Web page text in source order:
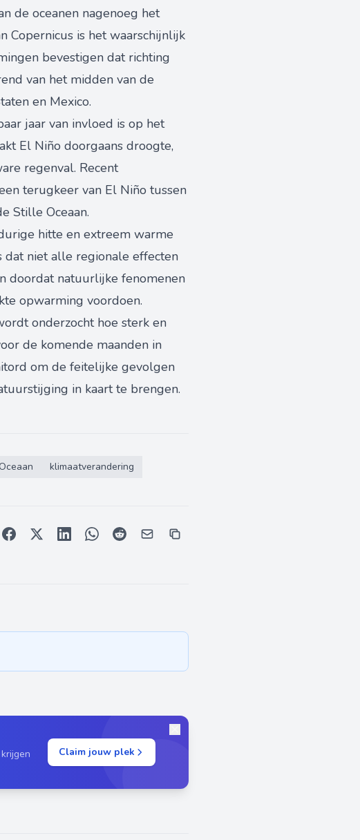
de oceanen nagenoeg het
Copernicus is het waarschijnlijk
bevestigen dat richting
van het midden van de
en Mexico.
jaar van invloed is op het
El Niño doorgaans droogte,
regenval. Recent
terugkeer van El Niño tussen
Stille Oceaan.
hitte en extreem warme
niet alle regionale effecten
doordat natuurlijke fenomenen
opwarming voordoen.
onderzocht hoe sterk en
de komende maanden in
om de feitelijke gevolgen
in kaart te brengen.
klimaatverandering
krijgen
Claim jouw plek